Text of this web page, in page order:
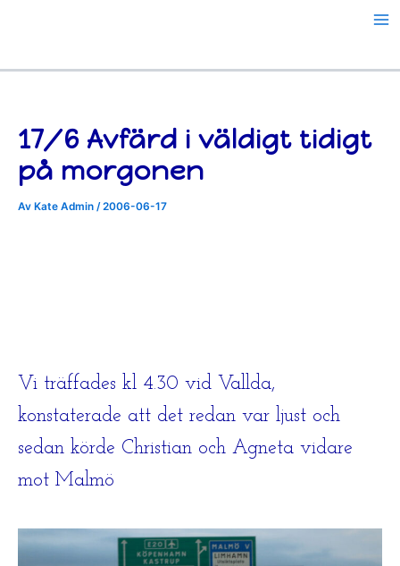
17/6 Avfärd i väldigt tidigt
på morgonen
Av Kate Admin /2006-06-17
Vi träffades kl 4.30 vid Vallda,
konstaterade att det redan var ljust och
sedan körde Christian och Agneta vidare
mot Malmö